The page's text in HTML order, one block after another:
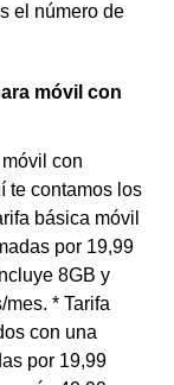
el número de
móvil con
con
te contamos los
básica móvil
por 19,99
8GB y
* Tarifa
con una
por 19,99